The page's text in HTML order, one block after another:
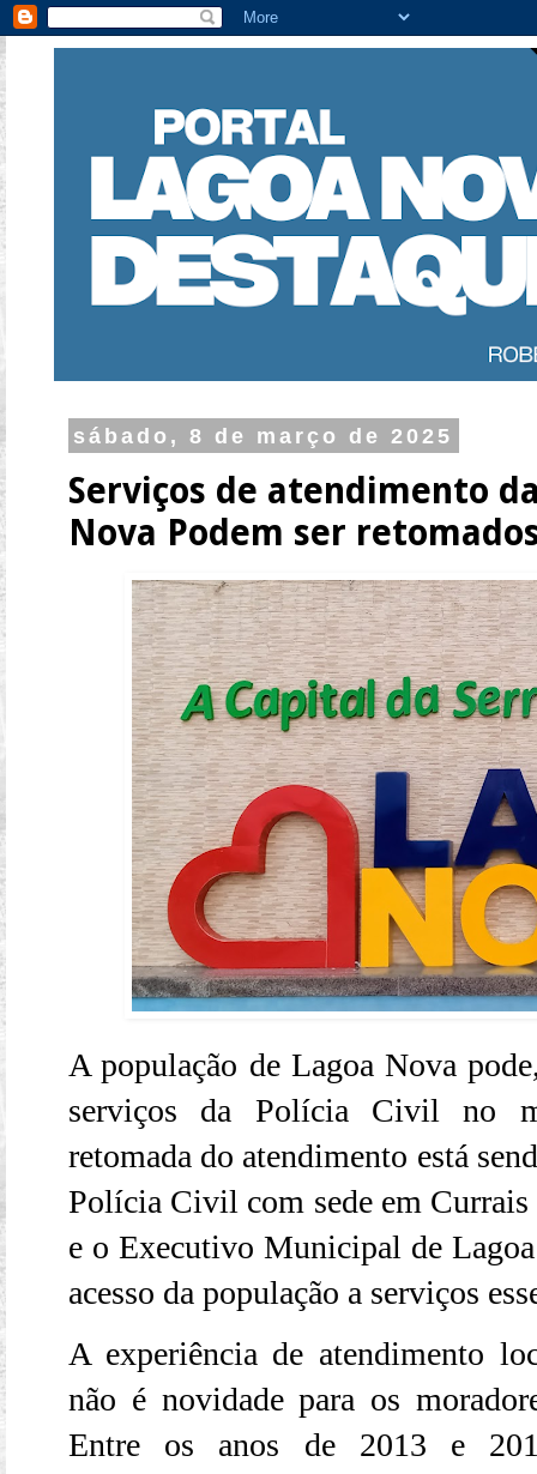
sábado, 8 de março de 2025
Serviços de atendimento
Nova Podem ser
A população de Lagoa Nova
serviços da Polícia Civil no
retomada do atendimento está
Polícia Civil com sede em Currais
e o Executivo Municipal de
acesso da população a serviços
A experiência de atendimento
não é novidade para os
Entre os anos de 2013 e